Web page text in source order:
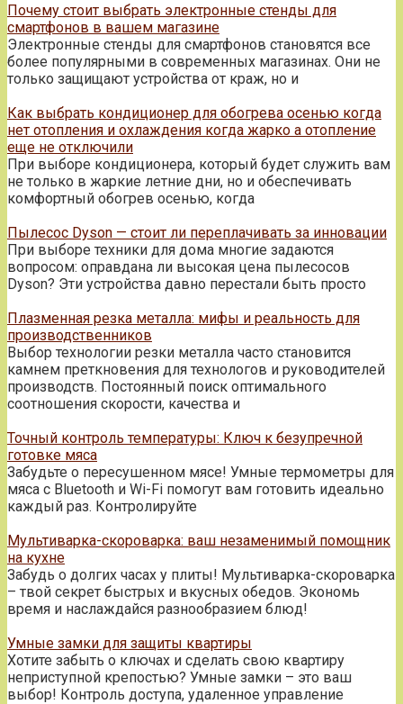
Почему стоит выбрать электронные стенды для
смартфонов в вашем магазине
Электронные стенды для смартфонов становятся все
более популярными в современных магазинах. Они не
только защищают устройства от краж, но и
Как выбрать кондиционер для обогрева осенью когда
нет отопления и охлаждения когда жарко а отопление
еще не отключили
При выборе кондиционера, который будет служить вам
не только в жаркие летние дни, но и обеспечивать
комфортный обогрев осенью, когда
Пылесос Dyson — стоит ли переплачивать за инновации
При выборе техники для дома многие задаются
вопросом: оправдана ли высокая цена пылесосов
Dyson? Эти устройства давно перестали быть просто
Плазменная резка металла: мифы и реальность для
производственников
Выбор технологии резки металла часто становится
камнем преткновения для технологов и руководителей
производств. Постоянный поиск оптимального
соотношения скорости, качества и
Точный контроль температуры: Ключ к безупречной
готовке мяса
Забудьте о пересушенном мясе! Умные термометры для
мяса с Bluetooth и Wi-Fi помогут вам готовить идеально
каждый раз. Контролируйте
Мультиварка-скороварка: ваш незаменимый помощник
на кухне
Забудь о долгих часах у плиты! Мультиварка-скороварка
– твой секрет быстрых и вкусных обедов. Экономь
время и наслаждайся разнообразием блюд!
Умные замки для защиты квартиры
Хотите забыть о ключах и сделать свою квартиру
неприступной крепостью? Умные замки – это ваш
выбор! Контроль доступа, удаленное управление